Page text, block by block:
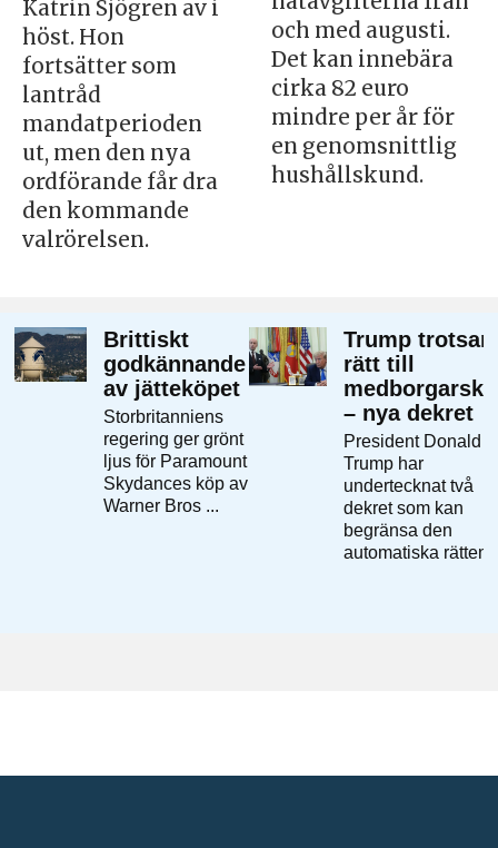
Katrin Sjögren av i
höst. Hon
fortsätter som
lantråd
mandatperioden
ut, men den nya
ordförande får dra
den kommande
valrörelsen.
och med augusti.
Det kan innebära
cirka 82 euro
mindre per år för
en genomsnittlig
hushållskund.